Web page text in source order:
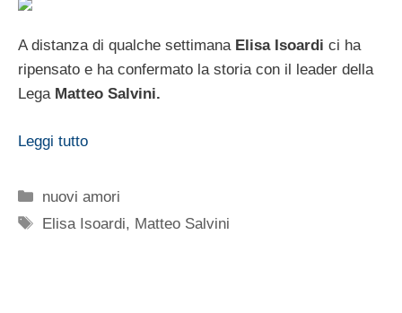
A distanza di qualche settimana Elisa Isoardi ci ha
ripensato e ha confermato la storia con il leader della
Lega Matteo Salvini.
Leggi tutto
Categorie
nuovi amori
Tag
Elisa Isoardi, Matteo Salvini